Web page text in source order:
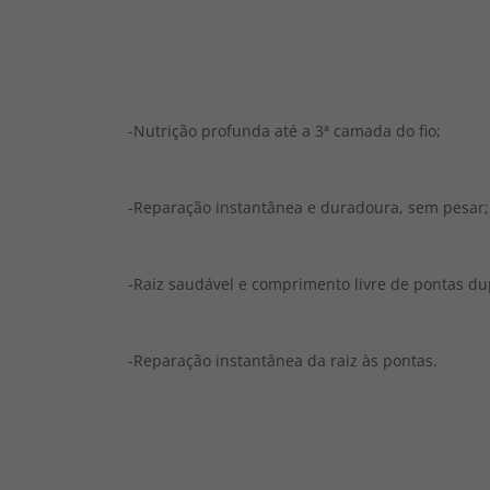
-Nutrição profunda até a 3ª camada do fio;
-Reparação instantânea e duradoura, sem pesar;
-Raiz saudável e comprimento livre de pontas
-Reparação instantânea da raiz às pontas.